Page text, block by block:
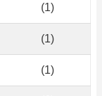
(1)
(1)
(1)